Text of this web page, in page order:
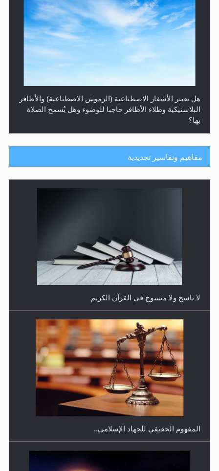
هل يُحسب حول الزكاة وفق السنة الميلادية أو الهجرية؟
فتوى أمير المؤمنين الميرزا مسرور أحمد أيده الله في أطفال
الأنابيب وتحديد جنس المولود..
مفاهيم وتفاسير تجديدية
المفهوم الحقيقي للجهاد الإسلامي..
سورة التكوير تُنبئ بزمن بعثة المسيح الموعود عليه السلام